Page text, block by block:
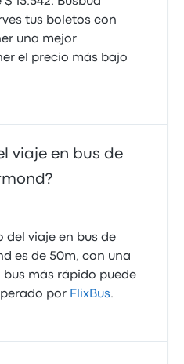
tus boletos con
una mejor
el precio más bajo
viaje en bus de
del viaje en bus de
es de 50m, con una
bus más rápido puede
por FlixBus.